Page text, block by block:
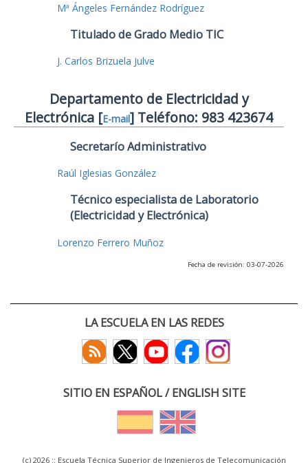
Mª Ángeles Fernández Rodríguez
Titulado de Grado Medio TIC
J. Carlos Brizuela Julve
Departamento de Electricidad y
Electrónica [E-mail] Teléfono: 983 423674
Secretarío Administrativo
Raúl Iglesias González
Técnico especialista de Laboratorio
(Electricidad y Electrónica)
Lorenzo Ferrero Muñoz
Fecha de revisión: 03-07-2026
LA ESCUELA EN LAS REDES
SITIO EN ESPAÑOL / ENGLISH SITE
(c) 2026 :: Escuela Técnica Superior de Ingenieros de Telecomunicación